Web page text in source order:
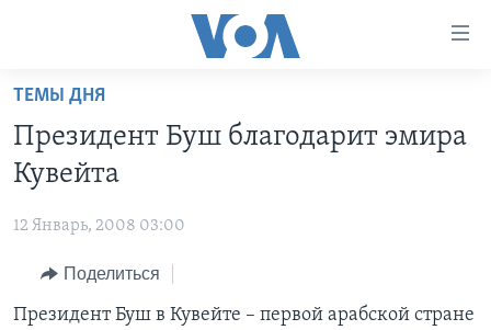
Перейти
основной
контент
Перейти
навигации
Перейти
ПРОГРАММЫ
НОВОСТИ ЗА МИНУТУ
ИТОГИ
ПОЧЕМУ ЭТО ВАЖНО?
ПРОЕКТЫ
УЧИМ АНГЛИЙСКИЙ
НАША АМЕРИКАНСКАЯ ИСТОРИЯ
А КАК В АМЕРИКЕ?
ЭКСПЕРТИЗА
ИНТЕРВЬЮ
ФАКТЫ ПРОТИВ ФЕЙКОВ
ТЕМЫ ДНЯ
Президент Буш благодарит эмира
Кувейта
12 Январь, 2008 03:00
Поделиться
Президент Буш в Кувейте – первой арабской стране